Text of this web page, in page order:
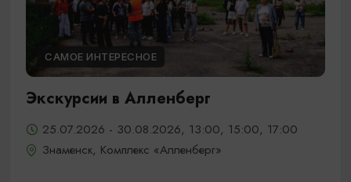
САМОЕ ИНТЕРЕСНОЕ
Экскурсии в Алленберг
25.07.2026 - 30.08.2026, 13:00, 15:00, 17:00
Знаменск, Комплекс «Алленберг»